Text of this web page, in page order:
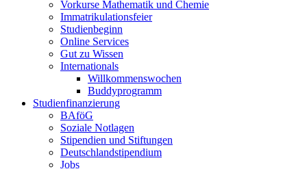
Vorkurse Mathematik und Chemie
Immatrikulationsfeier
Studienbeginn
Online Services
Gut zu Wissen
Internationals
Willkommenswochen
Buddyprogramm
Studienfinanzierung
BAföG
Soziale Notlagen
Stipendien und Stiftungen
Deutschlandstipendium
Jobs